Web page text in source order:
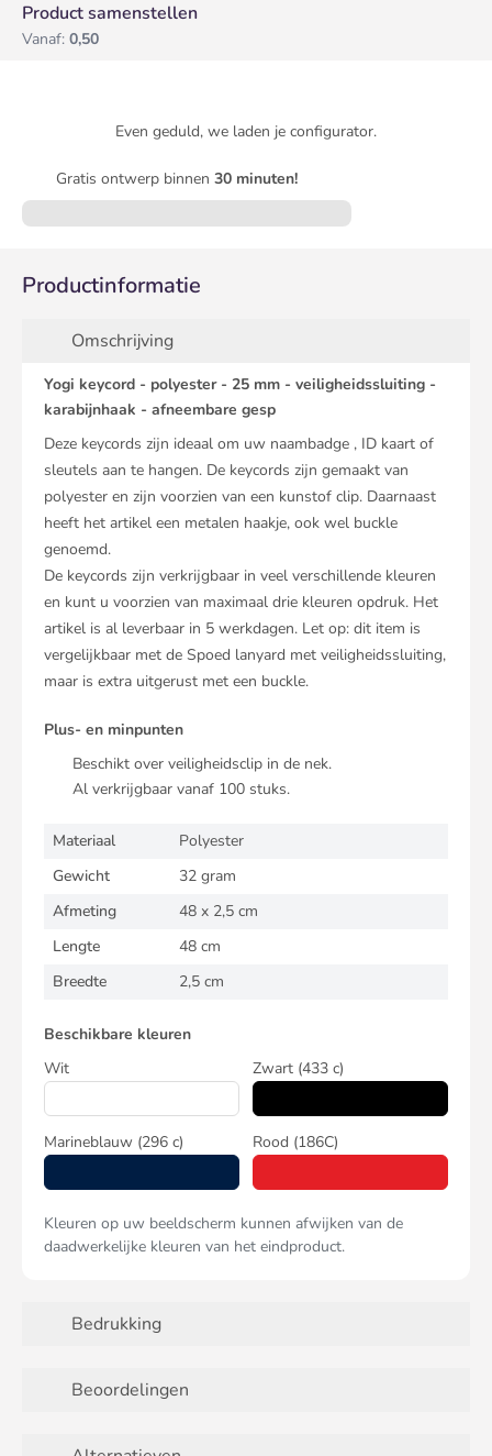
Product samenstellen
Vanaf: 0,50
Even geduld, we laden je configurator.
Gratis ontwerp binnen 30 minuten!
Productinformatie
Omschrijving
Yogi keycord - polyester - 25 mm - veiligheidssluiting -
karabijnhaak - afneembare gesp
Deze keycords zijn ideaal om uw naambadge , ID kaart of
sleutels aan te hangen. De keycords zijn gemaakt van
polyester en zijn voorzien van een kunstof clip. Daarnaast
heeft het artikel een metalen haakje, ook wel buckle
genoemd.
De keycords zijn verkrijgbaar in veel verschillende kleuren
en kunt u voorzien van maximaal drie kleuren opdruk. Het
artikel is al leverbaar in 5 werkdagen. Let op: dit item is
vergelijkbaar met de Spoed lanyard met veiligheidssluiting,
maar is extra uitgerust met een buckle.
Plus- en minpunten
Beschikt over veiligheidsclip in de nek.
Al verkrijgbaar vanaf 100 stuks.
Materiaal
Polyester
Gewicht
32 gram
Afmeting
48 x 2,5 cm
Lengte
48 cm
Breedte
2,5 cm
Beschikbare kleuren
Wit
Zwart (433 c)
Marineblauw (296 c) Rood (186C)
Kleuren op uw beeldscherm kunnen afwijken van de
daadwerkelijke kleuren van het eindproduct.
Bedrukking
Beoordelingen